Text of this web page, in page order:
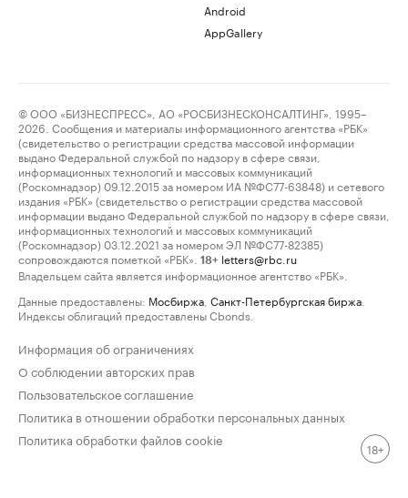
Android
AppGallery
© ООО «БИЗНЕСПРЕСС», АО «РОСБИЗНЕСКОНСАЛТИНГ», 1995–
2026. Сообщения и материалы информационного агентства «РБК»
(свидетельство о регистрации средства массовой информации
выдано Федеральной службой по надзору в сфере связи,
информационных технологий и массовых коммуникаций
(Роскомнадзор) 09.12.2015 за номером ИА №ФС77-63848) и сетевого
издания «РБК» (свидетельство о регистрации средства массовой
информации выдано Федеральной службой по надзору в сфере связи,
информационных технологий и массовых коммуникаций
(Роскомнадзор) 03.12.2021 за номером ЭЛ №ФС77-82385)
сопровождаются пометкой «РБК».
18+ letters@rbc.ru
Владельцем сайта является информационное агентство «РБК».
Данные предоставлены: Мосбиржа Санкт-Петербургская биржа
Индексы облигаций предоставлены Cbonds.
Информация об ограничениях
О соблюдении авторских прав
Пользовательское соглашение
Политика в отношении обработки персональных данных
Политика обработки файлов cookie
18+